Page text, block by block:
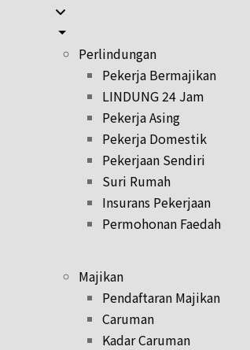
Perlindungan
Pekerja Bermajikan
LINDUNG 24 Jam
Pekerja Asing
Pekerja Domestik
Pekerjaan Sendiri
Suri Rumah
Insurans Pekerjaan
Permohonan Faedah
Majikan
Pendaftaran Majikan
Caruman
Kadar Caruman